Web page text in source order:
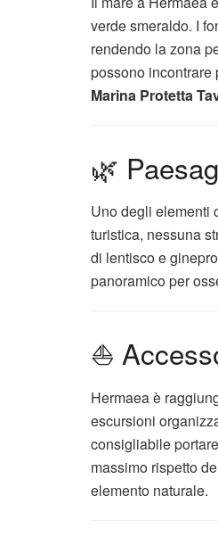
verde smeraldo. I
rendendo la zona
possono incontrare
Marina Protetta
🌿
Uno degli elementi
turistica, nessuna
di lentisco e
panoramico per
⛵
Hermaea è
escursioni
consigliabile
massimo rispetto
elemento naturale.